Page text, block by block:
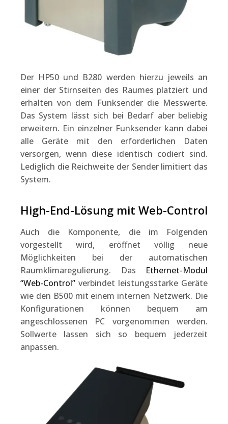
Der HP50 und B280 werden hierzu jeweils an
einer der Stirnseiten des Raumes platziert und
erhalten von dem Funksender die Messwerte.
Das System lässt sich bei Bedarf aber beliebig
erweitern. Ein einzelner Funksender kann dabei
alle Geräte mit den erforderlichen Daten
versorgen, wenn diese identisch codiert sind.
Lediglich die Reichweite der Sender limitiert das
System.
High-End-Lösung mit Web-Control
Auch die Komponente, die im Folgenden
vorgestellt wird, eröffnet völlig neue
Möglichkeiten bei der automatischen
Raumklimaregulierung. Das Ethernet-Modul
“Web-Control” verbindet leistungsstarke Geräte
wie den B500 mit einem internen Netzwerk. Die
Konfigurationen können bequem am
angeschlossenen PC vorgenommen werden.
Sollwerte lassen sich so bequem jederzeit
anpassen.